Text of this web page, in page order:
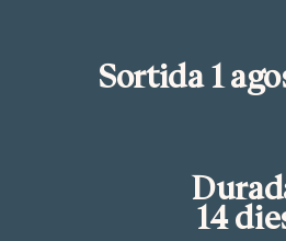
Sortida 1
14